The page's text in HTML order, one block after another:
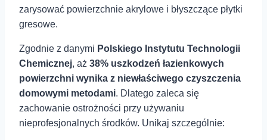
zarysować powierzchnie akrylowe i błyszczące ‌płytki
gresowe.
Zgodnie z ‌danymi Polskiego Instytutu‌ Technologii
Chemicznej, aż 38% uszkodzeń łazienkowych​
powierzchni wynika z niewłaściwego‌ czyszczenia
domowymi metodami. Dlatego zaleca ⁤się⁢
zachowanie⁤ ostrożności‍ przy używaniu
nieprofesjonalnych środków. Unikaj szczególnie: